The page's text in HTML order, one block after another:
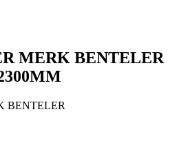
MERK BENTELER
BENTELER